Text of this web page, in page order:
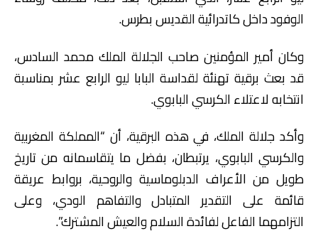
الوفود داخل كاتدرائية القديس بطرس.
وكان أمير المؤمنين صاحب الجلالة الملك محمد السادس،
قد بعث برقية تهنئة لقداسة البابا ليو الرابع عشر بمناسبة
انتخابه لاعتلاء الكرسي البابوي.
وأكد جلالة الملك، في هذه البرقية، أن “المملكة المغربية
والكرسي البابوي، يرتبطان، بفضل ما يتقاسمانه من تاريخ
طويل من الأعراف الدبلوماسية والروحية، بروابط عريقة
قائمة على التقدير المتبادل والتفاهم الودي، وعلى
التزامهما الفاعل لفائدة السلام والعيش المشترك”.